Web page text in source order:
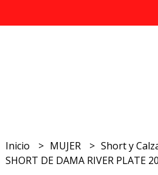
Inicio MUJER
Short y
SHORT DE DAMA RIVER PLATE